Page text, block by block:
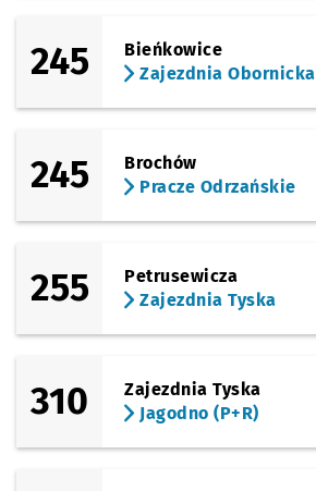
245
Bieńkowice
Zajezdnia Obornicka
245
Brochów
Pracze Odrzańskie
255
Petrusewicza
Zajezdnia Tyska
310
Zajezdnia Tyska
Jagodno (P+R)